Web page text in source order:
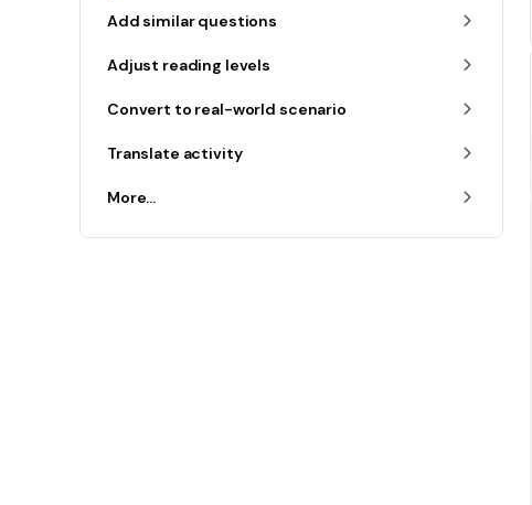
Add similar questions
Adjust reading levels
Convert to real-world scenario
Translate activity
More...